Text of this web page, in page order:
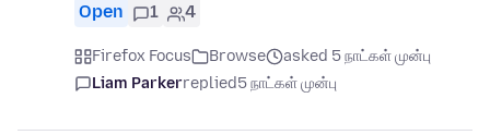
Open 1 4
Firefox Focus Browse
asked 5 நாட்கள் முன்பு
Liam Parkerreplied5 நாட்கள் முன்பு